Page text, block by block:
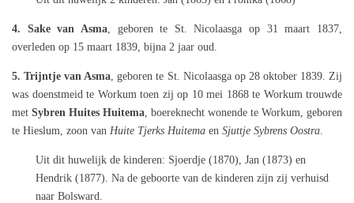
4. Sake van Asma, geboren te St. Nicolaasga op 31 maart 1837,
overleden op 15 maart 1839, bijna 2 jaar oud.
5. Trijntje van Asma, geboren te St. Nicolaasga op 28 oktober 1839. Zij
was doenstmeid te Workum toen zij op 10 mei 1868 te Workum trouwde
met Sybren Huites Huitema, boereknecht wonende te Workum, geboren
te Hieslum, zoon van Huite Tjerks Huitema en Sjuttje Sybrens Oostra.
Uit dit huwelijk de kinderen: Sjoerdje (1870), Jan (1873) en
Hendrik (1877). Na de geboorte van de kinderen zijn zij verhuisd
naar Bolsward.